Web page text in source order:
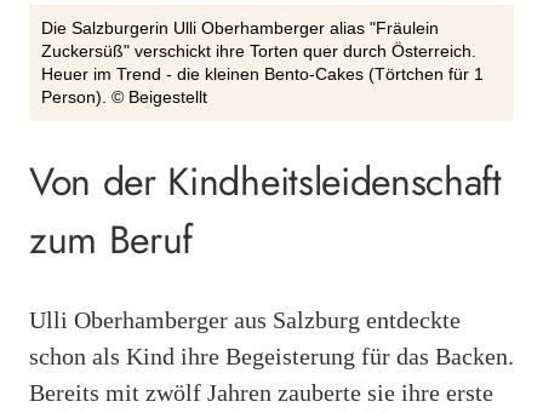
Die Salzburgerin Ulli Oberhamberger alias "Fräulein
Zuckersüß" verschickt ihre Torten quer durch Österreich.
Heuer im Trend - die kleinen Bento-Cakes (Törtchen für 1
Person). © Beigestellt
Von der Kindheitsleidenschaft
zum Beruf
Ulli Oberhamberger aus Salzburg entdeckte
schon als Kind ihre Begeisterung für das Backen.
Bereits mit zwölf Jahren zauberte sie ihre erste